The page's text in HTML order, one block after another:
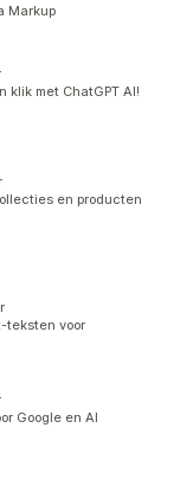
Markup
met ChatGPT AI!
en producten
teksten voor
Google en AI